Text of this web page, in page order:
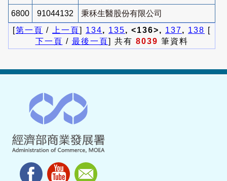
6800 91044132
秉秝生醫股份有限公司
[第一頁 / 上一頁] 134, 135, <136>, 137, 138 [
下一頁 / 最後一頁] 共有 8039 筆資料